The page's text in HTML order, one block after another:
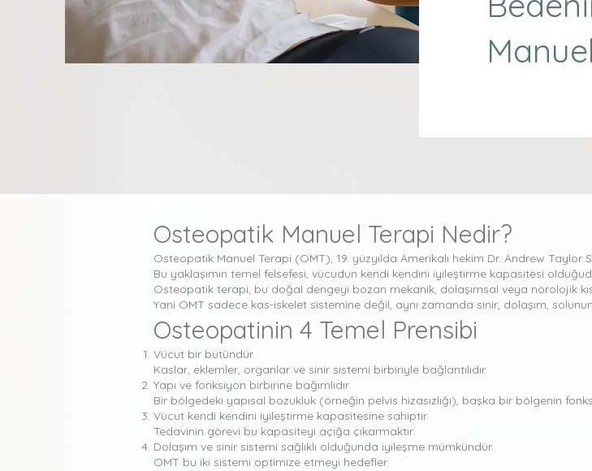
Osteopatik Manuel Terapi Nedir?
Osteopatik Manuel Terapi (OMT), 19. yüzyılda Amerikalı hekim Dr. Andrew Taylor
Bu yaklaşımın temel felsefesi, vücudun kendi kendini iyileştirme kapasitesi
Osteopatik terapi, bu doğal dengeyi bozan mekanik, dolaşımsal veya nörolojik
Yani OMT sadece kas-iskelet sistemine değil, aynı zamanda sinir, dolaşım,
Osteopatinin 4 Temel Prensibi
Vücut bir bütündür.
Kaslar, eklemler, organlar ve sinir sistemi birbiriyle bağlantılıdır.
Yapı ve fonksiyon birbirine bağımlıdır.
Bir bölgedeki yapısal bozukluk (örneğin pelvis hizasızlığı), başka bir bölgenin
Vücut kendi kendini iyileştirme kapasitesine sahiptir.
Tedavinin görevi bu kapasiteyi açığa çıkarmaktır.
Dolaşım ve sinir sistemi sağlıklı olduğunda iyileşme mümkündür.
OMT bu iki sistemi optimize etmeyi hedefler.